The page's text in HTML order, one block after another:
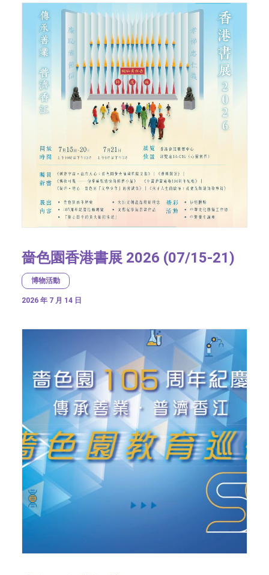
嗇色園香港書展 2026 (07/15-21)
博物活動
2026 年 7 月 14 日